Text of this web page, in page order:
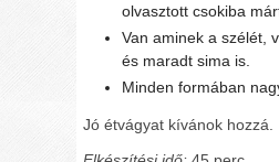
olvasztott csokiba
Van aminek a szélét,
és maradt sima is.
Minden formában
Jó étvágyat kívánok hozzá.